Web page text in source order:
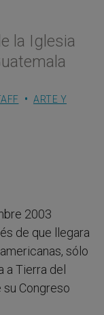
la Iglesia
ARTE Y
2003
de que llegara
sólo
a Tierra del
Congreso